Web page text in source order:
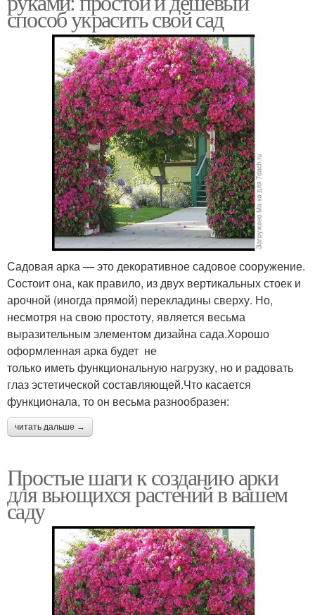
способ украсить свой сад
Садовая арка — это декоративное садовое сооружение.
Состоит она, как правило, из двух вертикальных стоек и
арочной (иногда прямой) перекладины сверху. Но,
несмотря на свою простоту, является весьма
выразительным элементом дизайна сада.Хорошо
оформленная арка будет не
только иметь функциональную нагрузку, но и радовать
глаз эстетической составляющей.Что касается
функционала, то он весьма разнообразен:
читать дальше →
Простые шаги к созданию арки
для вьющихся растений в вашем
саду